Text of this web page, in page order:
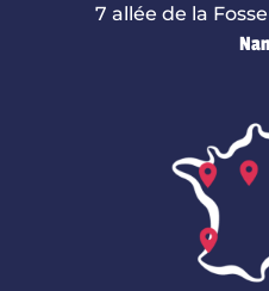
7 allée de la